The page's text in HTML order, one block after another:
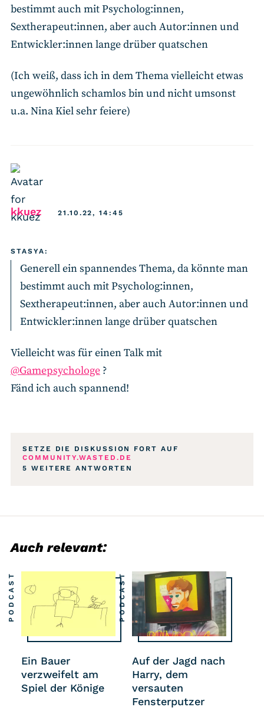
bestimmt auch mit Psycholog:innen,
Sextherapeut:innen, aber auch Autor:innen und
Entwickler:innen lange drüber quatschen
(Ich weiß, dass ich in dem Thema vielleicht etwas
ungewöhnlich schamlos bin und nicht umsonst
u.a. Nina Kiel sehr feiere)
kkuezsays:21.10.22, 14:45
STASYA:
Generell ein spannendes Thema, da könnte man
bestimmt auch mit Psycholog:innen,
Sextherapeut:innen, aber auch Autor:innen und
Entwickler:innen lange drüber quatschen
Vielleicht was für einen Talk mit
@Gamepsychologe ?
Fänd ich auch spannend!
SETZE DIE DISKUSSION FORT AUF
COMMUNITY.WASTED.DE
5 WEITERE ANTWORTEN
Auch relevant:
Ein Bauer
verzweifelt am
Spiel der Könige
PODCAST
Auf der Jagd nach
Harry, dem
versauten
Fensterputzer
PODCAST